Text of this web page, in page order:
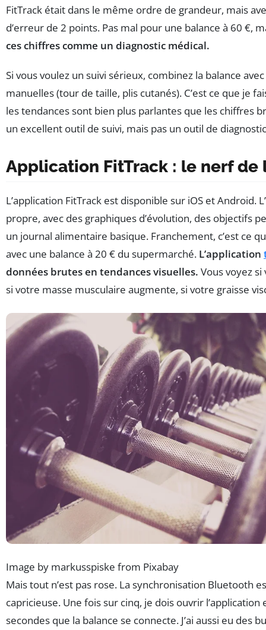
FitTrack était dans le même ordre de grandeur, mais
d’erreur de 2 points. Pas mal pour une balance à 60 €,
ces chiffres comme un diagnostic médical.
Si vous voulez un suivi sérieux, combinez la balance
manuelles (tour de taille, plis cutanés). C’est ce que je
les tendances sont bien plus parlantes que les chiffres
un excellent outil de suivi, mais pas un outil de
Application FitTrack : le nerf de
L’application FitTrack est disponible sur iOS et Android.
propre, avec des graphiques d’évolution, des objectifs
un journal alimentaire basique. Franchement, c’est ce
avec une balance à 20 € du supermarché. L’application
données brutes en tendances visuelles. Vous voyez
si votre masse musculaire augmente, si votre graisse
Image by markusspiske from Pixabay
Mais tout n’est pas rose. La synchronisation Bluetooth
capricieuse. Une fois sur cinq, je dois ouvrir
secondes que la balance se connecte. J’ai aussi eu des